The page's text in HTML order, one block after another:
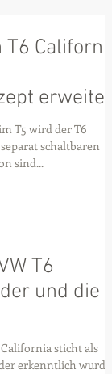
California
erweitert
T5 wird der T6
schaltbaren
sind...
T6
und die
sticht als
erkenntlich wurde